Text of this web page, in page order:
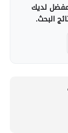
لديك
البحث.